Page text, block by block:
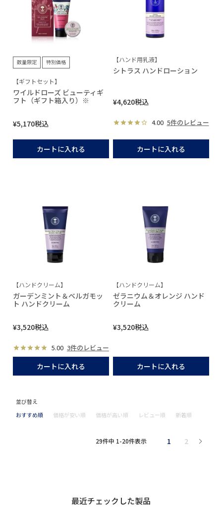
数量限定 特別価格
【ギフトセット】
ワイルドローズ ビューティギ
フト（ギフト箱入り）※
¥5,170税込
カートに入れる
【ハンド用乳液】
シトラス ハンドローション
¥4,620税込
4.00 5件のレビュー
カートに入れる
【ハンドクリーム】
ガーデンミント＆ベルガモッ
ト ハンドクリーム
¥3,520税込
5.00 3件のレビュー
カートに入れる
【ハンドクリーム】
ゼラニウム＆オレンジ ハンド
クリーム
¥3,520税込
カートに入れる
並び替え
おすすめ順
価格が安い順 価格が高い順 レビュー順 新着順
29件中 1-20件表示 1 2
最近チェックした製品